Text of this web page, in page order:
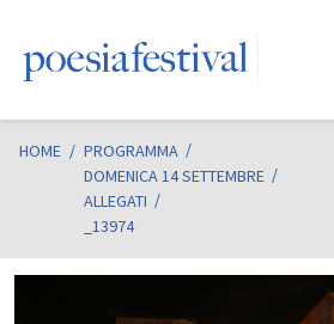
HOME / PROGRAMMA
DOMENICA 14 SETTEMBRE
ALLEGATI
_13974